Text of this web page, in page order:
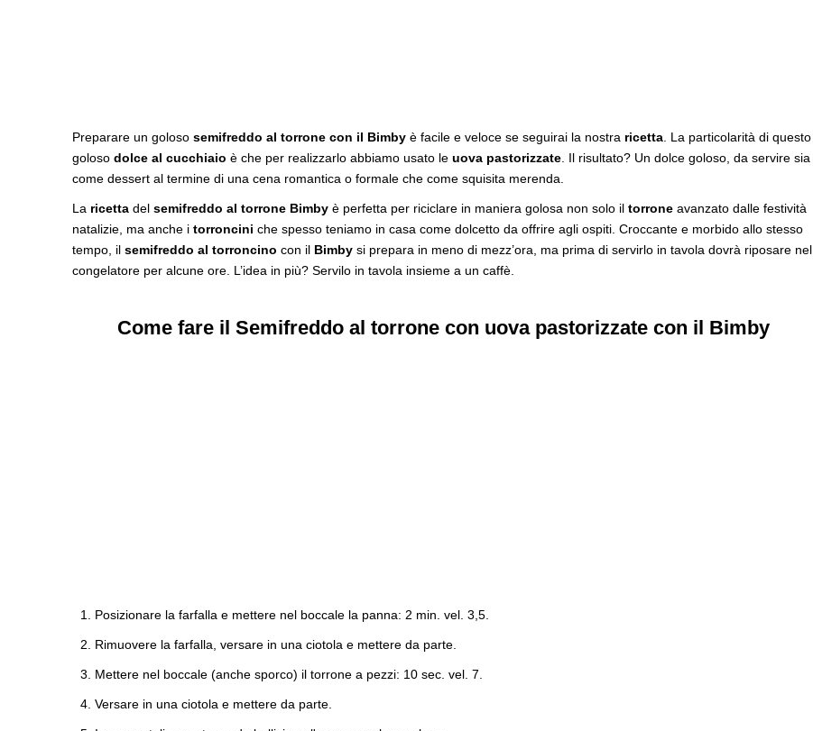
Preparare un goloso semifreddo al torrone con il Bimby è facile e veloce se seguirai la nostra ricetta . La particolarità di questo
goloso dolce al cucchiaio è che per realizzarlo abbiamo usato le uova pastorizzate . Il risultato? Un dolce goloso, da servire sia
come dessert al termine di una cena romantica o formale che come squisita merenda.
La ricetta del semifreddo al torrone Bimby è perfetta per riciclare in maniera golosa non solo il torrone avanzato dalle festività
natalizie, ma anche i torroncini che spesso teniamo in casa come dolcetto da offrire agli ospiti. Croccante e morbido allo stesso
tempo, il semifreddo al torroncino con il Bimby si prepara in meno di mezz’ora, ma prima di servirlo in tavola dovrà riposare nel
congelatore per alcune ore. L’idea in più? Servilo in tavola insieme a un caffè.
Come fare il Semifreddo al torrone con uova pastorizzate con il Bimby
Posizionare la farfalla e mettere nel boccale la panna: 2 min. vel. 3,5.
Rimuovere la farfalla, versare in una ciotola e mettere da parte.
Mettere nel boccale (anche sporco) il torrone a pezzi: 10 sec. vel. 7.
Versare in una ciotola e mettere da parte.